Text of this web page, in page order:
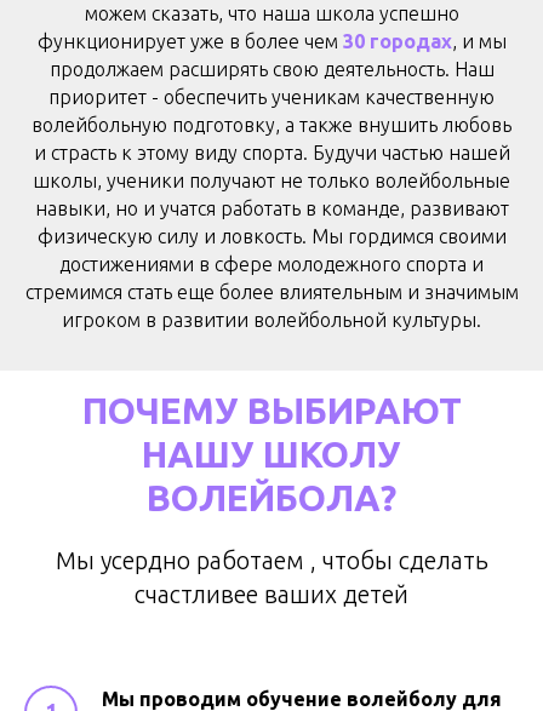
можем сказать, что наша школа успешно
функционирует уже в более чем 30 городах, и мы
продолжаем расширять свою деятельность. Наш
приоритет - обеспечить ученикам качественную
волейбольную подготовку, а также внушить любовь
и страсть к этому виду спорта. Будучи частью нашей
школы, ученики получают не только волейбольные
навыки, но и учатся работать в команде, развивают
физическую силу и ловкость. Мы гордимся своими
достижениями в сфере молодежного спорта и
стремимся стать еще более влиятельным и значимым
игроком в развитии волейбольной культуры.
ПОЧЕМУ ВЫБИРАЮТ
НАШУ ШКОЛУ
ВОЛЕЙБОЛА?
Мы усердно работаем , чтобы сделать
счастливее ваших детей
Мы проводим обучение волейболу для